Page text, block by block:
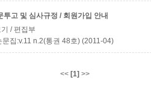
투고 및 심사규정 / 회원가입 안내
/ 편집부
집:v.11 n.2(통권 48호) (2011-04)
<< [1] >>